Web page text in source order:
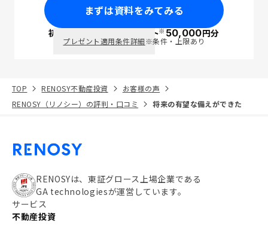
まずは資料をみてみる
初回面談で ポイント※50,000円分
プレゼント適用条件詳細※条件・上限あり
TOP RENOSY不動産投資
お客様の声
RENOSY（リノシー）の評判・口コミ
将来の有望な備えができた
RENOSYは、東証グロース上場企業である
GA technologiesが運営しています。
サービス
不動産投資